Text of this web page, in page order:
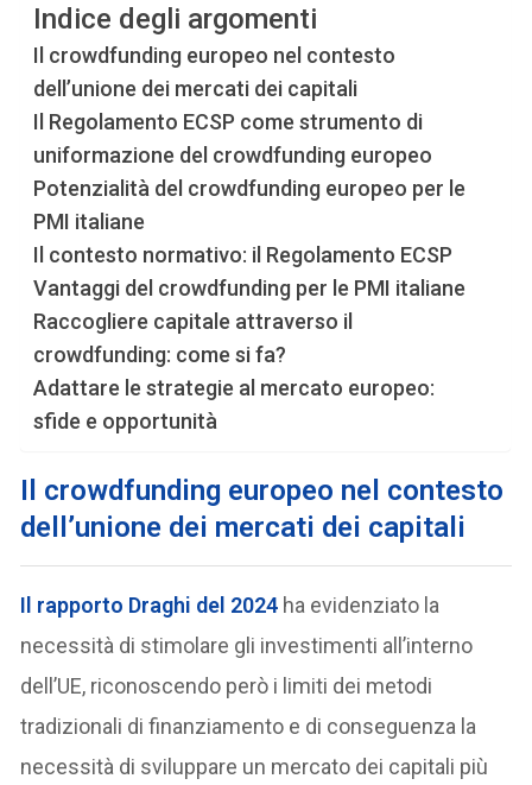
Indice degli argomenti
Il crowdfunding europeo nel contesto
dell’unione dei mercati dei capitali
Il Regolamento ECSP come strumento di
uniformazione del crowdfunding europeo
Potenzialità del crowdfunding europeo per le
PMI italiane
Il contesto normativo: il Regolamento ECSP
Vantaggi del crowdfunding per le PMI italiane
Raccogliere capitale attraverso il
crowdfunding: come si fa?
Adattare le strategie al mercato europeo:
sfide e opportunità
Il crowdfunding europeo nel contesto
dell’unione dei mercati dei capitali
Il rapporto Draghi del 2024 ha evidenziato la
necessità di stimolare gli investimenti all’interno
dell’UE, riconoscendo però i limiti dei metodi
tradizionali di finanziamento e di conseguenza la
necessità di sviluppare un mercato dei capitali più